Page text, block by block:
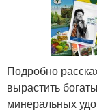
Подробно
вырастить
минеральных